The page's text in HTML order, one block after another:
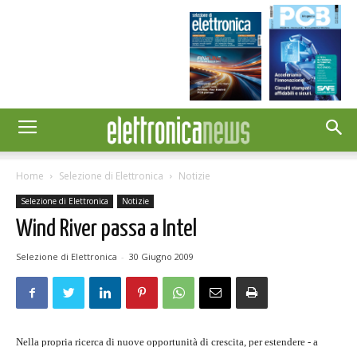
Home Selezione di Elettronica Notizie
Selezione di Elettronica Notizie
Wind River passa a Intel
Selezione di Elettronica - 30 Giugno 2009
Nella propria ricerca di nuove opportunità di crescita, per estendere - a